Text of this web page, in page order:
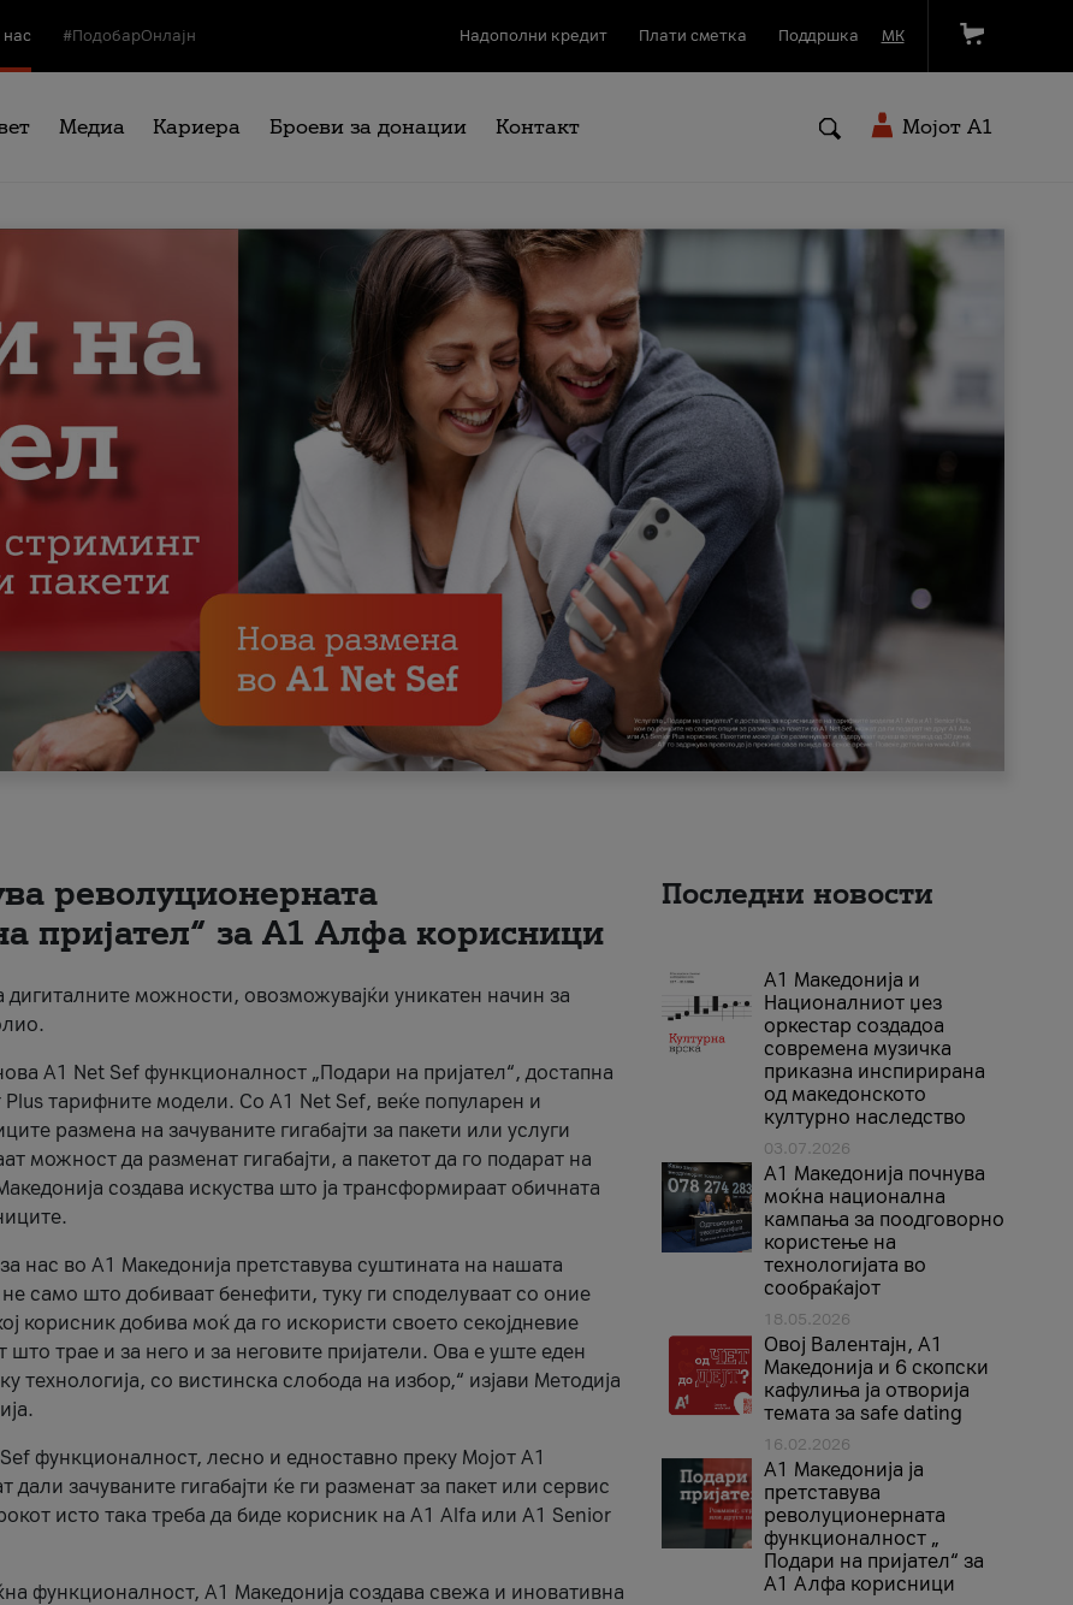
нас #ПодобарОнлајн Надополни кредит Плати сметка Поддршка МК
Медиа Кариера Броеви за донации Контакт Мојот A1
револуционерната
пријател“ за А1 Алфа корисници
можности, овозможувајќи уникатен начин за
A1 Net Sef функционалност „Подари на пријател“, достапна
тарифните модели. Со A1 Net Sef, веќе популарен и
размена на зачуваните гигабајти за пакети или услуги
можност да разменат гигабајти, а пакетот да го подарат на
создава искуства што ја трансформираат обичната
нас во А1 Македонија претставува суштината на нашата
само што добиваат бенефити, туку ги споделуваат со оние
корисник добива моќ да го искористи своето секојдневие
трае и за него и за неговите пријатели. Ова е уште еден
технологија, со вистинска слобода на избор,“ изјави Методија
функционалност, лесно и едноставно преку Мојот А1
зачуваните гигабајти ќе ги разменат за пакет или сервис
исто така треба да биде корисник на А1 Alfa или A1 Senior
функционалност, А1 Македонија создава свежа и иновативна
Последни новости
А1 Македонија и
Националниот џез
оркестар создадоа
современа музичка
приказна инспирирана
од македонското
културно наследство
03.07.2026
A1 Македонија почнува
моќна национална
кампања за поодговорно
користење на
технологијата во
сообраќајот
18.05.2026
Овој Валентајн, A1
Македонија и 6 скопски
кафулиња ја отворија
темата за safe dating
16.02.2026
А1 Македонија ја
претставува
револуционерната
функционалност „
Подари на пријател“ за
А1 Алфа корисници